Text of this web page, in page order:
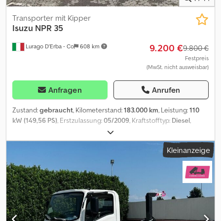
Lurago D'Erba - Co 608 km
Transporter mit Kipper
Isuzu NPR 35
9.200 €9.800 €
Festpreis
(MwSt. nicht ausweisbar)
Anfragen Anrufen
Zustand:gebraucht, Kilometerstand:183.000 km, Leistung:110
kW (149,56 PS), Erstzulassung:05/2009, Kraftstofftyp: Diesel,
, Gesamtgewicht:
Weiß, Getriebetyp:mechanisch, Emissionsklasse:Euro4, Anzahl
, Laderaumbreite:
2.200 mm
, -Gebrauchter LKW: Isuzu NPR 35 Kipper.
-Erstzulassung: Mai 2009, Motor: 3.0 td 150 PS, Euro 4,
Kilometerstand: 183.000 (Kilometerzähler nicht funktionsfähig). -
Zulässiges Gesamtgewicht: 35 Q, Nutzlast: 5,2 Q, hinten
Zwillingsbereifung, verstärkte Blattfedern hinten. -Aufbau:
Dreiseitiger Kipper mit den Abmessungen 4300 x 2200 mm, mit
Kleinanzeige